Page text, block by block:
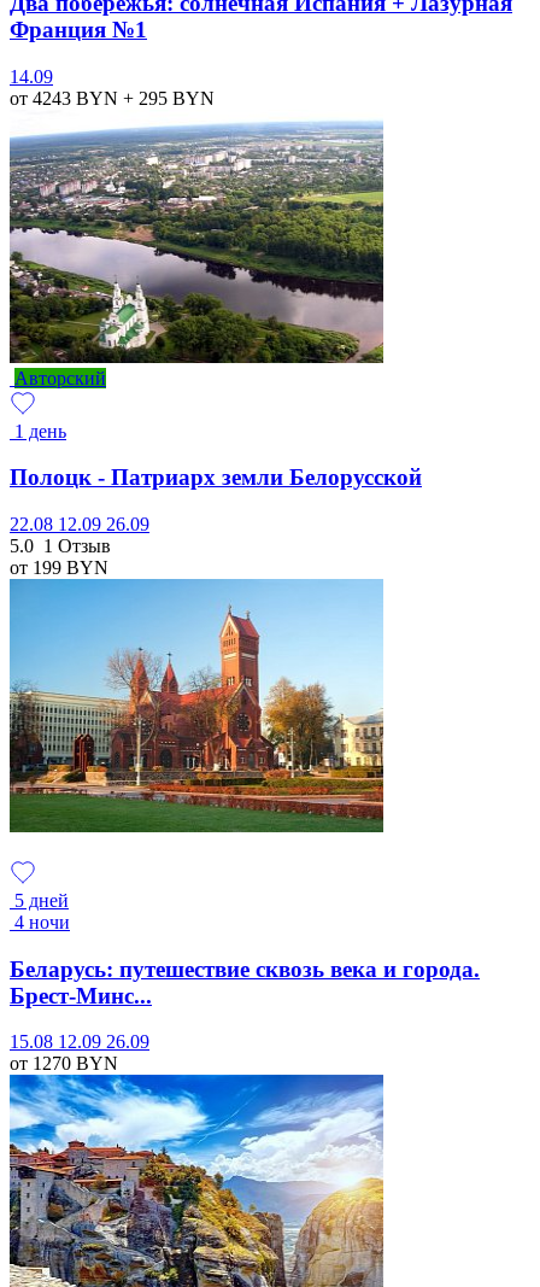
Франция №1
14.09
от 4243 BYN + 295 BYN
Авторский
1 день
Полоцк - Патриарх земли Белорусской
22.08 12.09 26.09
5.0 1 Отзыв
от 199 BYN
5 дней
4 ночи
Беларусь: путешествие сквозь века и города.
Брест-Минс...
15.08 12.09 26.09
от 1270 BYN